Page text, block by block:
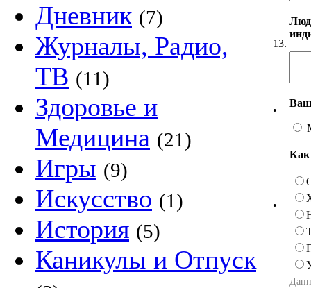
Дневник (7)
Журналы, Радио,
ТВ (11)
Здоровье и
Медицина (21)
Игры (9)
Искусство (1)
История (5)
Каникулы и Отпуск
13.
•
•
Как